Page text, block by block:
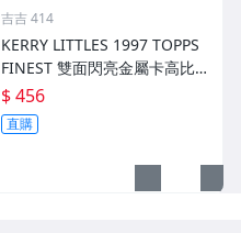
吉吉 414
KERRY LITTLES 1997 TOPPS
FINEST 雙面閃亮金屬卡高比 R
EF 限135/289 前後如圖
$ 456
直購